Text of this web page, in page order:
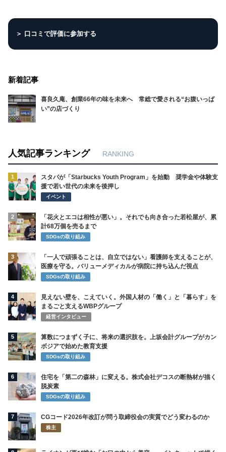
＞ 口コミで評価に参加する
新着記事
喜良久庵、創業66年の味を未来へ 常総で愛される“お腹いっぱ
い”の店づくり
人気記事ランキング RANKING
1
スタバが「Starbucks Youth Program」を始動 奨学金や体験支
援で若い世代の未来を後押し
イベント
2
「花火とエコは相性が悪い」。それでも向き合った若松屋が、累
計68万個を売るまで
SDGsの取り組み
3
「一人で頑張ることは、自立ではない」看護師を支えることが、
医療を守る。バリューメディカルが病院に持ち込んだ視点
SDGsの取り組み
4
見えない壁を、こえていく。外国人材の「働く」と「暮らす」を
まるごと支えるWBPグループ
経営インタビュー
5
算数につまずく子に、将来の選択肢を。上坂会計グループがカン
ボジアで始めた教育支援
SDGsの取り組み
6
住宅を「第二の森林」に変える。株式会社デコスの断熱材が描く
脱炭素
SDGsの取り組み
7 CGコード2026年改訂が問う取締役会の実質でどう変わるのか
株主